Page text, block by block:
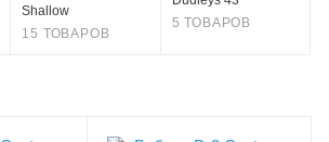
Shallow
15 ТОВАРОВ
5 ТОВАРОВ